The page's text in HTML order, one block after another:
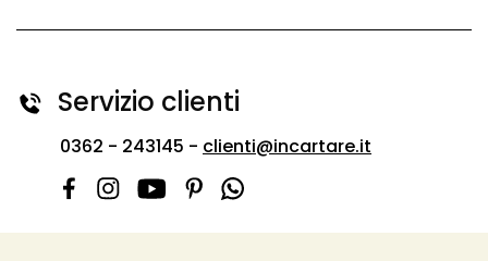
Servizio clienti
0362 - 243145 - clienti@incartare.it